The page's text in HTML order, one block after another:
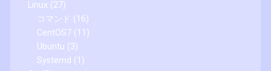
Linux (27)
コマンド (16)
CentOS7(11)
Ubuntu (3)
Systemd (1)